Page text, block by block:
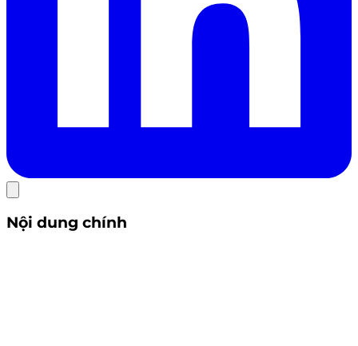
Nội dung chính